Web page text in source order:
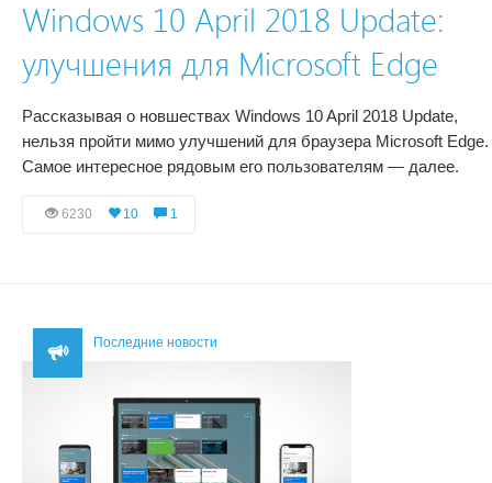
Windows 10 April 2018 Update:
улучшения для Microsoft Edge
Рассказывая о новшествах Windows 10 April 2018 Update,
нельзя пройти мимо улучшений для браузера Microsoft Edge.
Самое интересное рядовым его пользователям — далее.
6230 10 1
Последние новости